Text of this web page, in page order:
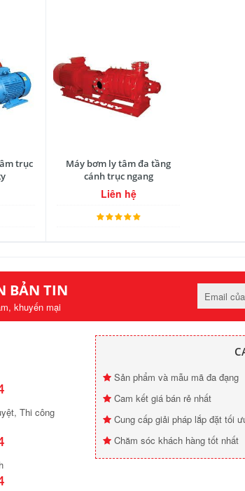
trục
Máy bơm ly tâm đa tầng
cánh trục ngang
Liên hệ
BẢN TIN
khuyến mại
Thi công
Sản phẩm và mẫu mã đa đạng
Cam kết giá bán rẻ nhất
Cung cấp giải pháp lắp đặt tối
Chăm sóc khách hàng tốt nhất